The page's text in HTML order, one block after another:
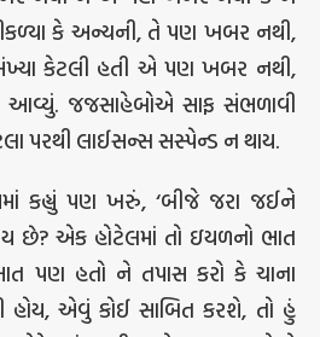
કે અન્યની, તે પણ ખબર નથી,
કેટલી હતી એ પણ ખબર નથી,
જજસાહેબોએ સાફ સંભળાવી
પરથી લાઈસન્સ સસ્પેન્ડ ન થાય.
કહ્યું પણ ખરું, ‘બીજે જરા જઈને
છે? એક હોટેલમાં તો ઇયળનો ભાત
પણ હતો ને તપાસ કરો કે ચાના
હોય, એવું કોઈ સાબિત કરશે, તો હું